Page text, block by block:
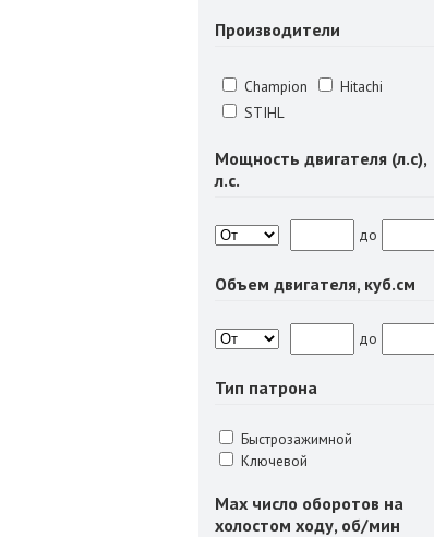
Производители
Champion
Hitachi
STIHL
Мощность двигателя (л.с),
л.с.
до
Объем двигателя, куб.см
до
Тип патрона
Быстрозажимной
Ключевой
Max число оборотов на
холостом ходу, об/мин